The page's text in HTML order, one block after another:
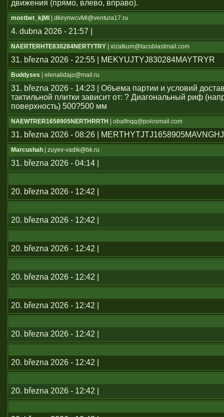
движения (прямо, влево, вправо).
mostbet_kjMl | dkirynwcvMl@ventura17.ru
4. dubna 2026 - 21:57 |
NAERTERHTE830284NERTYTRY | xlzatkum@tacoblastmail.com
31. března 2026 - 22:55 | MEKYUJTYJ830284MAYTRYR
Buddyses | elenalidajo@mail.ru
31. března 2026 - 14:23 | Объема партии и условий
тактильной плитки зависит от: ? Диагональный риф
поверхность) 500?500 мм
NAEWTRER1658905NERTHRRTH | obalfnqq@polosmail.com
31. března 2026 - 08:26 |
Marcushah | zuyev-vadik@bk.ru
31. března 2026 - 04:14 |
20. března 2026 - 12:42 |
20. března 2026 - 12:42 |
20. března 2026 - 12:42 |
20. března 2026 - 12:42 |
20. března 2026 - 12:42 |
20. března 2026 - 12:42 |
20. března 2026 - 12:42 |
20. března 2026 - 12:42 |